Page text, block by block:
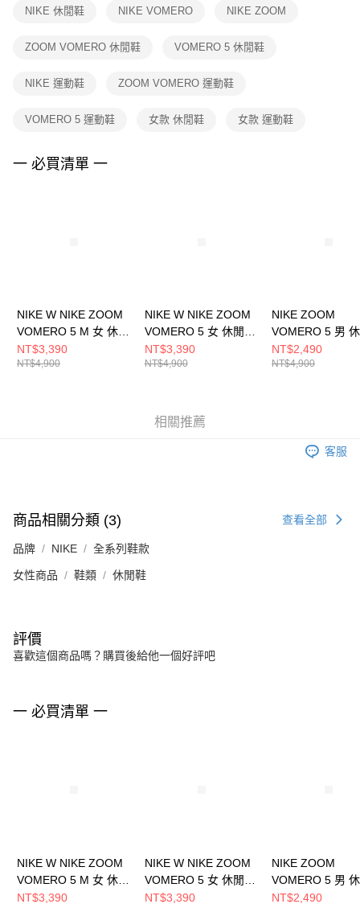
客戶支援中心」
https://netprotections.freshdesk.com/support/home
１．透過由恩沛科技股份有限公司提供之「AFTEE先享後付」服務完成之交
權轉讓予恩沛科技股份有限公司。
３．未成年的使用者請事先徵得法定代理人或監護人之同意方可使用
４．使用「AFTEE先享後付」時，將依據個別帳號之用戶狀況，依本公司即
NIKE 休閒鞋 NIKE VOMERO NIKE ZOOM
ZOOM VOMERO 休閒鞋 VOMERO 5 休閒鞋
NIKE 運動鞋 ZOOM VOMERO 運動鞋
VOMERO 5 運動鞋 女款 休閒鞋 女款 運動鞋
一 必買清單 一
NIKE W NIKE ZOOM
VOMERO 5 M 女 休閒
鞋 IB7253500
NT$3,390
NT$4,900
NIKE W NIKE ZOOM
VOMERO 5 女 休閒鞋
IB8929003
NT$3,390
NT$4,900
NIKE ZOOM
VOMERO 5 男
HQ3643019
NT$2,490
NT$4,900
相關推薦
客服
商品相關分類 (3) 查看全部
品牌 NIKE 全系列鞋款
女性商品 鞋類 休閒鞋
評價
喜歡這個商品嗎？購買後給他一個好評吧
一 必買清單 一
NIKE W NIKE ZOOM
VOMERO 5 M 女 休閒
鞋 IB7253500
NT$3,390
NIKE W NIKE ZOOM
VOMERO 5 女 休閒鞋
IB8929003
NT$3,390
NIKE ZOOM
VOMERO 5 男
HQ3643019
NT$2,490